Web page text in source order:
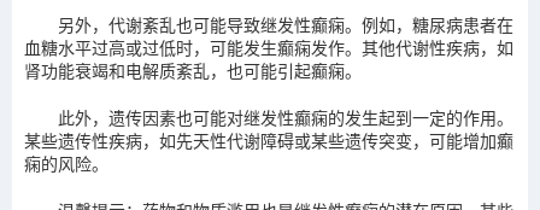
另外，代谢紊乱也可能导致继发性癫痫。例如，糖尿病患者在
血糖水平过高或过低时，可能发生癫痫发作。其他代谢性疾病，如
肾功能衰竭和电解质紊乱，也可能引起癫痫。
此外，遗传因素也可能对继发性癫痫的发生起到一定的作用。
某些遗传性疾病，如先天性代谢障碍或某些遗传突变，可能增加癫
痫的风险。